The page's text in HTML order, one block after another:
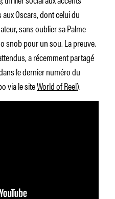
Oscars, dont celui du
sans oublier sa Palme
snob pour un sou. La preuve.
a récemment partagé
le dernier numéro du
via le siteWorld of Reel).